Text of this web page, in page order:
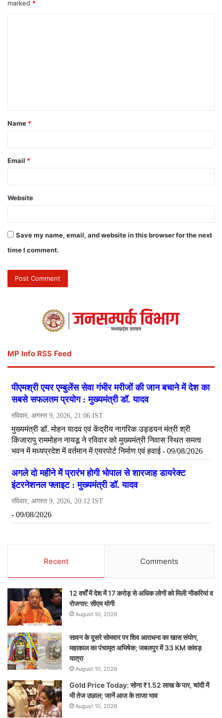
marked *
Name *
Email *
Website
Save my name, email, and website in this browser for the next
time I comment.
MP Info RSS Feed
Recent Comments
12 वर्षों में देश में 17 करोड़ से अधिक लोगों को मिली नौकरियां व
रोजगार: सीएम योगी
August 10, 2026
सावन के दूसरे सोमवार पर शिव आराधना का खास संयोग,
महाकाल का पंचामृत अभिषेक; जबलपुर में 33 KM कांवड़
यात्रा
August 10, 2026
Gold Price Today: सोना ₹1.52 लाख के पार, चांदी में
भी तेज उछाल; जानें आज के ताजा भाव
August 10, 2026